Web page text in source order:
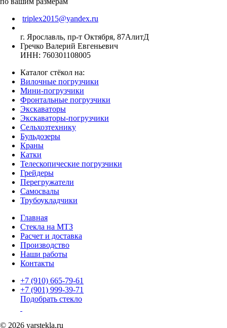
triplex2015@yandex.ru
г. Ярославль, пр-т Октября, 87АлитД
Гречко Валерий Евгеньевич
ИНН: 760301108005
Каталог стёкол на:
Вилочные погрузчики
Мини-погрузчики
Фронтальные погрузчики
Экскаваторы
Экскаваторы-погрузчики
Сельхозтехнику
Бульдозеры
Краны
Катки
Телескопические погрузчики
Грейдеры
Перегружатели
Самосвалы
Трубоукладчики
Главная
Стекла на МТЗ
Расчет и доставка
Производство
Наши работы
Контакты
+7 (910) 665-79-61
+7 (901) 999-39-71
Подобрать стекло
© 2026 yarstekla.ru